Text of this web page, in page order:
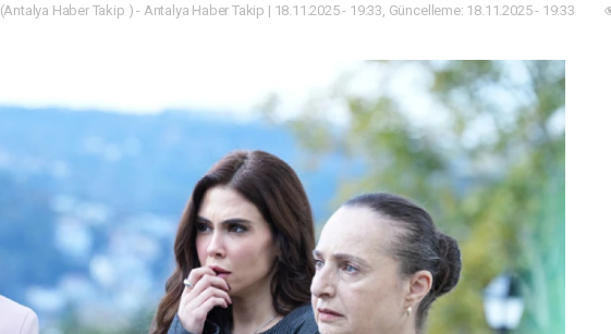
(Antalya Haber Takip ) - Antalya Haber Takip | 18.11.2025 - 19:33, Güncelleme: 18.11.2025 - 19:33